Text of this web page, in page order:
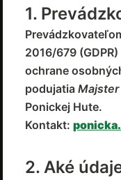
1.
2016/679
ochrane
podujatia
Ponickej Hute.
Kontakt:
2. Aké